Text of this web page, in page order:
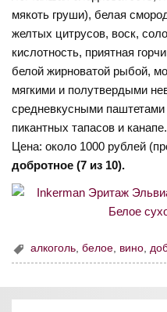
мякоть груши), белая
желтых цитрусов, воск,
кислотность, приятная
белой жирноватой рыбой,
мягкими и полутвердыми
средневкусными
пикантных тапасов и
Цена: около 1000 рублей
добротное (7 из 10).
алкоголь,белое, вино,